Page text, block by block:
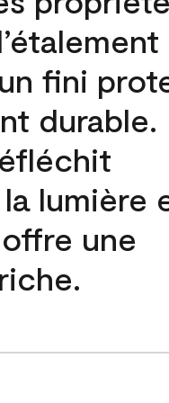
fini
durable.
lumière
une